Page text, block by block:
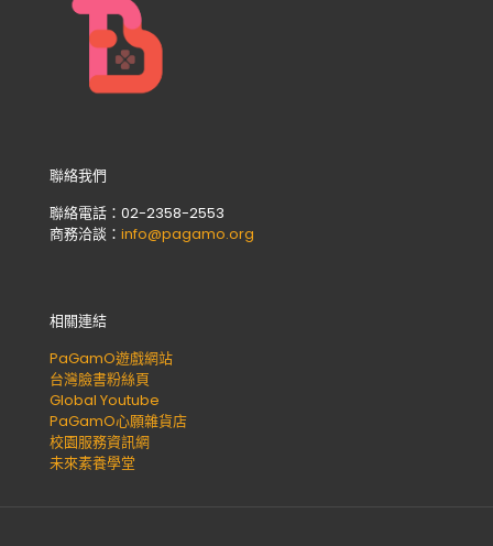
聯絡我們
聯絡電話：02-2358-2553
商務洽談： info@pagamo.org
相關連結
PaGamO遊戲網站
台灣臉書粉絲頁
Global Youtube
PaGamO心願雜貨店
校園服務資訊網
未來素養學堂